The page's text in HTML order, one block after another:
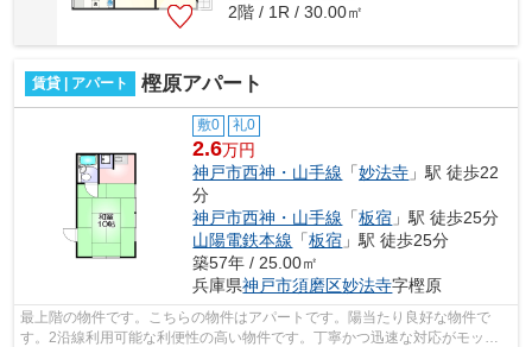
2階 / 1R / 30.00㎡
賃貸 | アパート 樫原アパート
敷0 礼0
2.6万円
神戸市西神・山手線 「妙法寺 」駅 徒歩22
分
神戸市西神・山手線 「板宿 」駅 徒歩25分
山陽電鉄本線 「板宿 」駅 徒歩25分
築57年 / 25.00㎡
兵庫県神戸市須磨区妙法寺字樫原
最上階の物件です。こちらの物件はアパートです。陽当たり良好な物件で
す。2沿線利用可能な利便性の高い物件です。丁寧かつ迅速な対応がモット